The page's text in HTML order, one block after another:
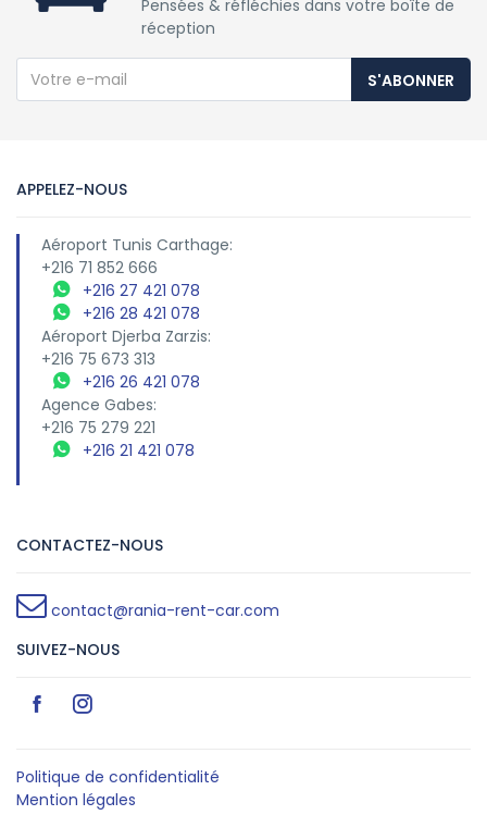
Pensées & réfléchies dans votre boîte de
réception
S'ABONNER
APPELEZ-NOUS
Aéroport Tunis Carthage:
+216 71 852 666
+216 27 421 078
+216 28 421 078
Aéroport Djerba Zarzis:
+216 75 673 313
+216 26 421 078
Agence Gabes:
+216 75 279 221
+216 21 421 078
CONTACTEZ-NOUS
contact@rania-rent-car.com
SUIVEZ-NOUS
Politique de confidentialité
Mention légales